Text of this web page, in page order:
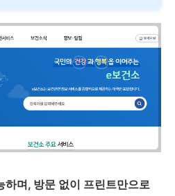
하며, 방문 없이 프린트만으로